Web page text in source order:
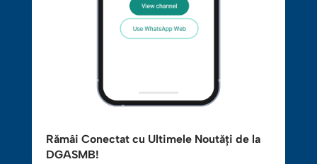
Rămâi Conectat cu Ultimele Noutăți de la
DGASMB!